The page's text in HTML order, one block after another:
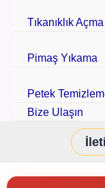
Tıkanıklık Açma
Pimaş Yıkama
Petek
Bize Ulaşın